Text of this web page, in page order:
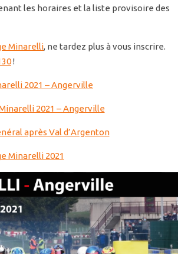
les horaires et la liste provisoire des
Minarelli, ne tardez plus à vous inscrire.
!
2021 – Angerville
2021 – Angerville
après Val d’Argenton
Minarelli 2021